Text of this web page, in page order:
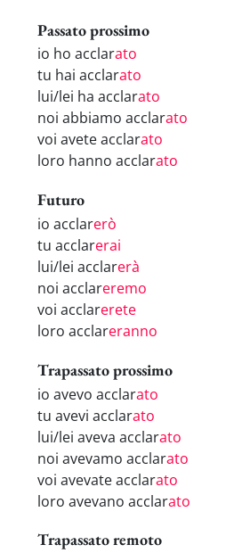
Passato prossimo
io ho acclarato
tu hai acclarato
lui/lei ha acclarato
noi abbiamo acclarato
voi avete acclarato
loro hanno acclarato
Futuro
io acclarerò
tu acclarerai
lui/lei acclarerà
noi acclareremo
voi acclarerete
loro acclareranno
Trapassato prossimo
io avevo acclarato
tu avevi acclarato
lui/lei aveva acclarato
noi avevamo acclarato
voi avevate acclarato
loro avevano acclarato
Trapassato remoto